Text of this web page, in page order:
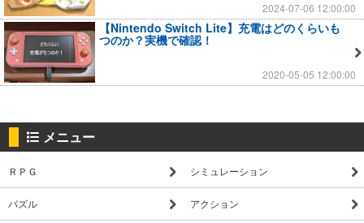
2024-07-06 12:00:00
【Nintendo Switch Lite】充電はどのくらいも
つのか？実機で確認！
2020-05-05 12:00:00
メニュー
ＲＰＧ シミュレーション
パズル アクション